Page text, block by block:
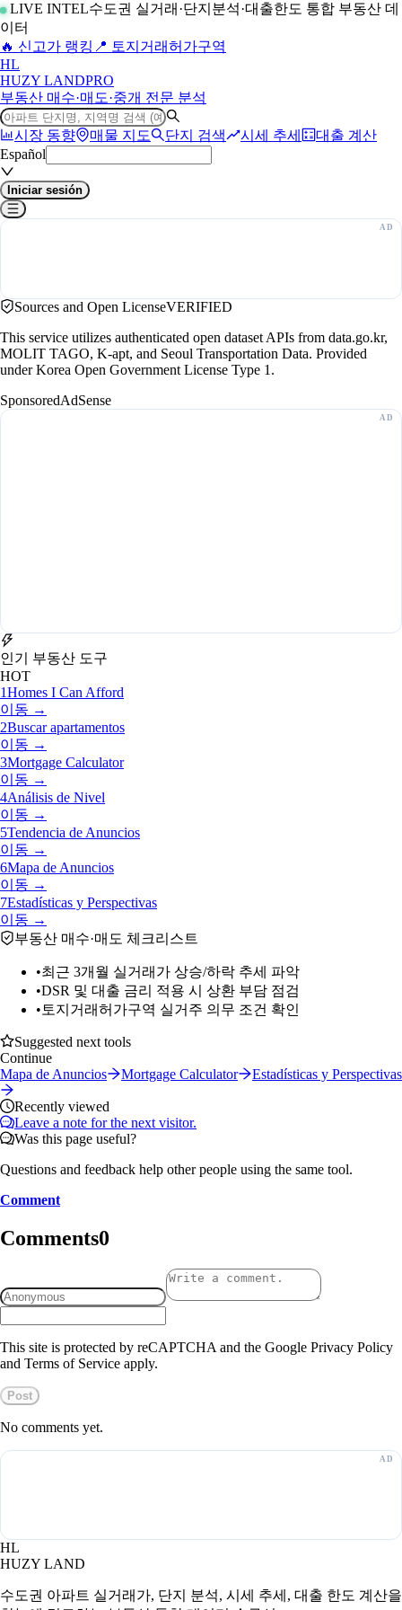
LIVE INTEL수도권 실거래·단지분석·대출한도 통합 부동산 데
이터
🔥 신고가 랭킹 📍 토지거래허가구역
HL
HUZY LANDPRO
부동산 매수·매도·중개 전문 분석
시장 동향 매물 지도 단지 검색 시세 추세
대출 계산
Español
Iniciar sesión
Sources and Open LicenseVERIFIED
This service utilizes authenticated open dataset APIs from data.go.kr,
MOLIT TAGO, K-apt, and Seoul Transportation Data. Provided
under Korea Open Government License Type 1.
SponsoredAdSense
인기 부동산 도구
HOT
1Homes I Can Afford
이동 →
2Buscar apartamentos
이동 →
3Mortgage Calculator
이동 →
4Análisis de Nivel
이동 →
5Tendencia de Anuncios
이동 →
6Mapa de Anuncios
이동 →
7Estadísticas y Perspectivas
이동 →
부동산 매수·매도 체크리스트
•최근 3개월 실거래가 상승/하락 추세 파악
•DSR 및 대출 금리 적용 시 상환 부담 점검
• 토지거래허가구역 실거주 의무 조건 확인
Suggested next tools
Continue
Mapa de Anuncios
Mortgage Calculator Estadísticas y Perspectivas
Recently viewed
Leave a note for the next visitor.
Was this page useful?
Questions and feedback help other people using the same tool.
Comment
Comments0
This site is protected by reCAPTCHA and the Google Privacy Policy
and Terms of Service apply.
Post
No comments yet.
HL
HUZY LAND
수도권 아파트 실거래가, 단지 분석, 시세 추세, 대출 한도 계산을